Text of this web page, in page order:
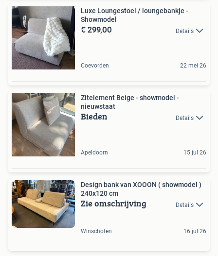
Luxe Loungestoel / loungebankje -
Showmodel
€ 299,00 Details
Coevorden 22 mei 26
Zitelement Beige - showmodel -
nieuwstaat
Bieden Details
Apeldoorn 15 jul 26
Design bank van XOOON ( showmodel )
240x120 cm
Zie omschrijving Details
Winschoten 16 jul 26